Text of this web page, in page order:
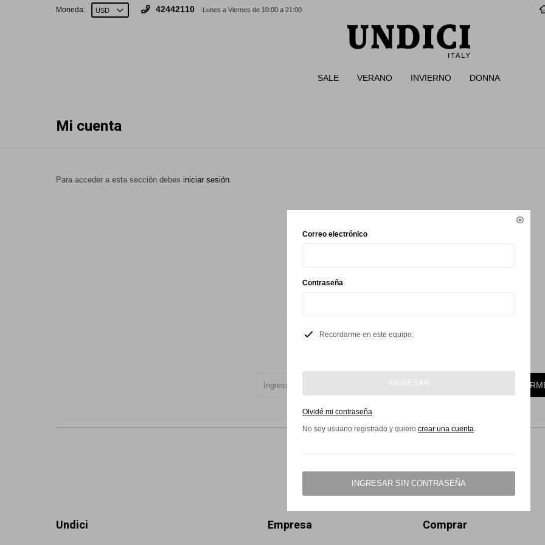

Correo electrónico
Contraseña
Recordarme en este equipo.
INGRESAR
Olvidé mi contraseña
No soy usuario registrado y quiero crear una cuenta
INGRESAR SIN CONTRASEÑA
SALE VERANO INVIERNO DONNA
42442110 Lunes a Viernes de 10:00 a 21:00
Moneda:
Mi cuenta
Para acceder a esta sección debes iniciar sesión.
Undici Empresa Comprar
Suscríbete a nuestra newsletter